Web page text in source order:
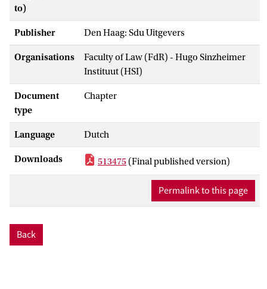
to)
Publisher Den Haag: Sdu Uitgevers
Organisations
Faculty of Law (FdR) - Hugo Sinzheimer
Instituut (HSI)
Document
type
Chapter
Language Dutch
Downloads 513475 (Final published version)
Permalink to this page
Back